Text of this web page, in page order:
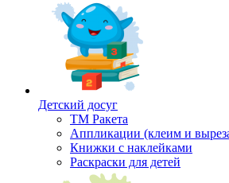
Детский досуг
ТМ Ракета
Аппликации (клеим и
Книжки с наклейками
Раскраски для детей